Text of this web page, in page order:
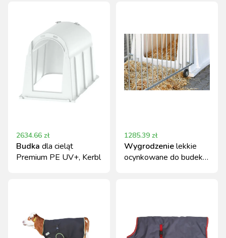
2634.66 zł
Budka dla cieląt
Premium PE UV+, Kerbl
1285.39 zł
Wygrodzenielekkie
ocynkowane do budek